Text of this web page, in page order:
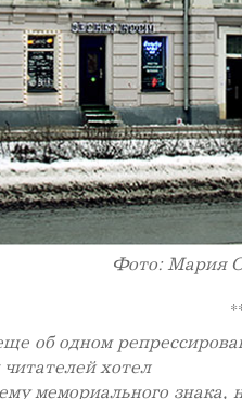
Фото: Мария
об одном
хотел
мемориального